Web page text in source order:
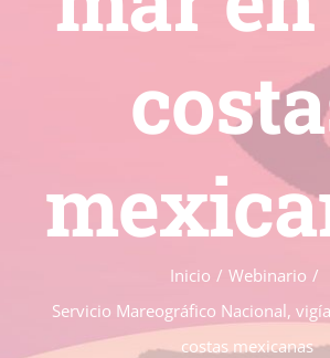
Inicio
Webinario
Servicio Mareográfico Nacional,
costas mexicanas